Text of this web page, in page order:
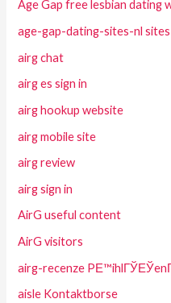
Age Gap free lesbian dating
age-gap-dating-sites-nl sites
airg chat
airg es sign in
airg hookup website
airg mobile site
airg review
airg sign in
AirG useful content
AirG visitors
airg-recenze
aisle Kontaktborse